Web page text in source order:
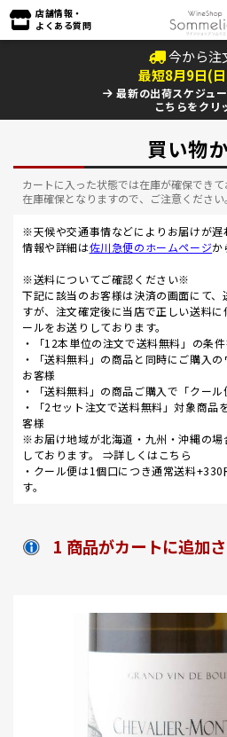
店舗情報・
よくある質問
今から注
最短8月9日(日
最新の出荷スケジュ
こちらをクリ
買い物
カートに入った状態では在庫が確保でき
在庫確保となりますので、ご注意ください。
※天候や交通事情などによりお届けが遅
情報や詳細は佐川急便のホームページか
※送料についてご確認ください※
下記に該当のお客様は決済の画面にて
すが、注文確定後に当店で正しい送料
ールをお送りしております。
・「12本単位の注文で送料無料」の条
・「送料無料」の商品と同時にご購入
お客様
・「送料無料」の商品ご購入で「クー
・「2セット注文で送料無料」対象商品
客様
※お届け地域が北海道・九州・沖縄の
しております。 ⇒詳しくはこちら
・クール便は1個口につき通常送料
す。
1 商品がカートに追加さ